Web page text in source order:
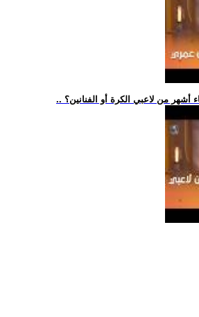
أشهر من لاعبي الكرة أو الفنانين؟